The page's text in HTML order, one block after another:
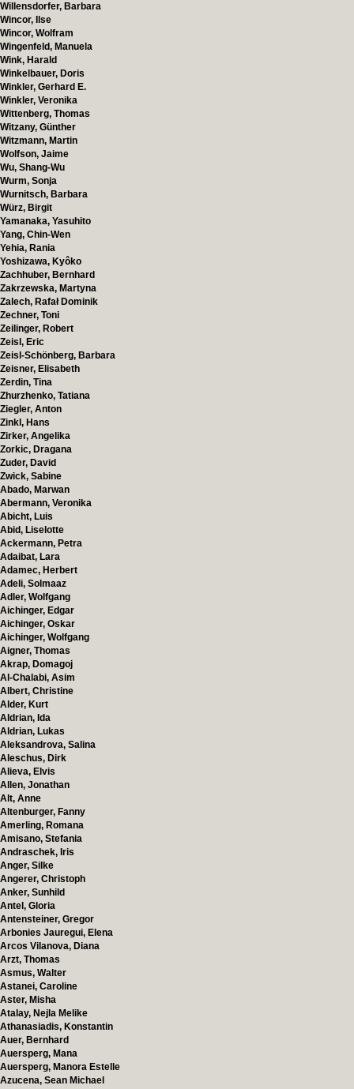
Willensdorfer, Barbara
Wincor, Ilse
Wincor, Wolfram
Wingenfeld, Manuela
Wink, Harald
Winkelbauer, Doris
Winkler, Gerhard E.
Winkler, Veronika
Wittenberg, Thomas
Witzany, Günther
Witzmann, Martin
Wolfson, Jaime
Wu, Shang-Wu
Wurm, Sonja
Wurnitsch, Barbara
Würz, Birgit
Yamanaka, Yasuhito
Yang, Chin-Wen
Yehia, Rania
Yoshizawa, Kyôko
Zachhuber, Bernhard
Zakrzewska, Martyna
Zalech, Rafał Dominik
Zechner, Toni
Zeilinger, Robert
Zeisl, Eric
Zeisl-Schönberg, Barbara
Zeisner, Elisabeth
Zerdin, Tina
Zhurzhenko, Tatiana
Ziegler, Anton
Zinkl, Hans
Zirker, Angelika
Zorkic, Dragana
Zuder, David
Zwick, Sabine
Abado, Marwan
Abermann, Veronika
Abicht, Luis
Abid, Liselotte
Ackermann, Petra
Adaibat, Lara
Adamec, Herbert
Adeli, Solmaaz
Adler, Wolfgang
Aichinger, Edgar
Aichinger, Oskar
Aichinger, Wolfgang
Aigner, Thomas
Akrap, Domagoj
Al-Chalabi, Asim
Albert, Christine
Alder, Kurt
Aldrian, Ida
Aldrian, Lukas
Aleksandrova, Salina
Aleschus, Dirk
Alieva, Elvis
Allen, Jonathan
Alt, Anne
Altenburger, Fanny
Amerling, Romana
Amisano, Stefania
Andraschek, Iris
Anger, Silke
Angerer, Christoph
Anker, Sunhild
Antel, Gloria
Antensteiner, Gregor
Arbonies Jauregui, Elena
Arcos Vilanova, Diana
Arzt, Thomas
Asmus, Walter
Astanei, Caroline
Aster, Misha
Atalay, Nejla Melike
Athanasiadis, Konstantin
Auer, Bernhard
Auersperg, Mana
Auersperg, Manora Estelle
Azucena, Sean Michael